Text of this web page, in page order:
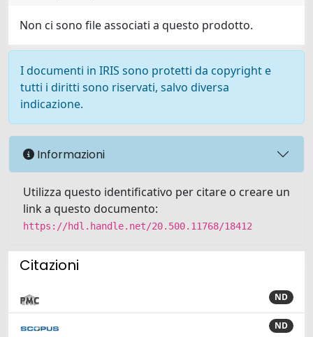
Non ci sono file associati a questo prodotto.
I documenti in IRIS sono protetti da copyright e
tutti i diritti sono riservati, salvo diversa
indicazione.
Informazioni
Utilizza questo identificativo per citare o creare un
link a questo documento:
https://hdl.handle.net/20.500.11768/18412
Citazioni
ND
ND